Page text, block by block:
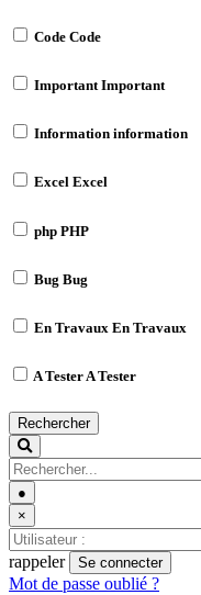
Code Code
ImportantImportant
Information information
Excel Excel
php PHP
Bug Bug
En Travaux En Travaux
A TesterA Tester
Rechercher
●
×
rappeler
Se connecter
Mot de passe oublié ?